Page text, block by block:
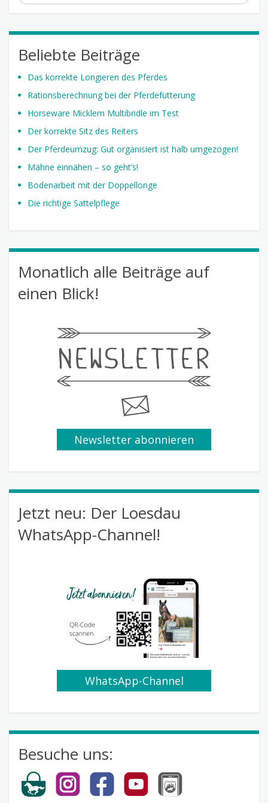
Beliebte Beiträge
Das korrekte Longieren des Pferdes
Rationsberechnung bei der Pferdefütterung
Horseware Micklem Multibridle im Test
Der korrekte Sitz des Reiters
Der Pferdeumzug: Gut organisiert ist halb umgezogen!
Mähne einnähen – so geht’s!
Bodenarbeit mit der Doppellonge
Die richtige Sattelpflege
Monatlich alle Beiträge auf
einen Blick!
Newsletter abonnieren
Jetzt neu: Der Loesdau
WhatsApp-Channel!
WhatsApp-Channel
Besuche uns: